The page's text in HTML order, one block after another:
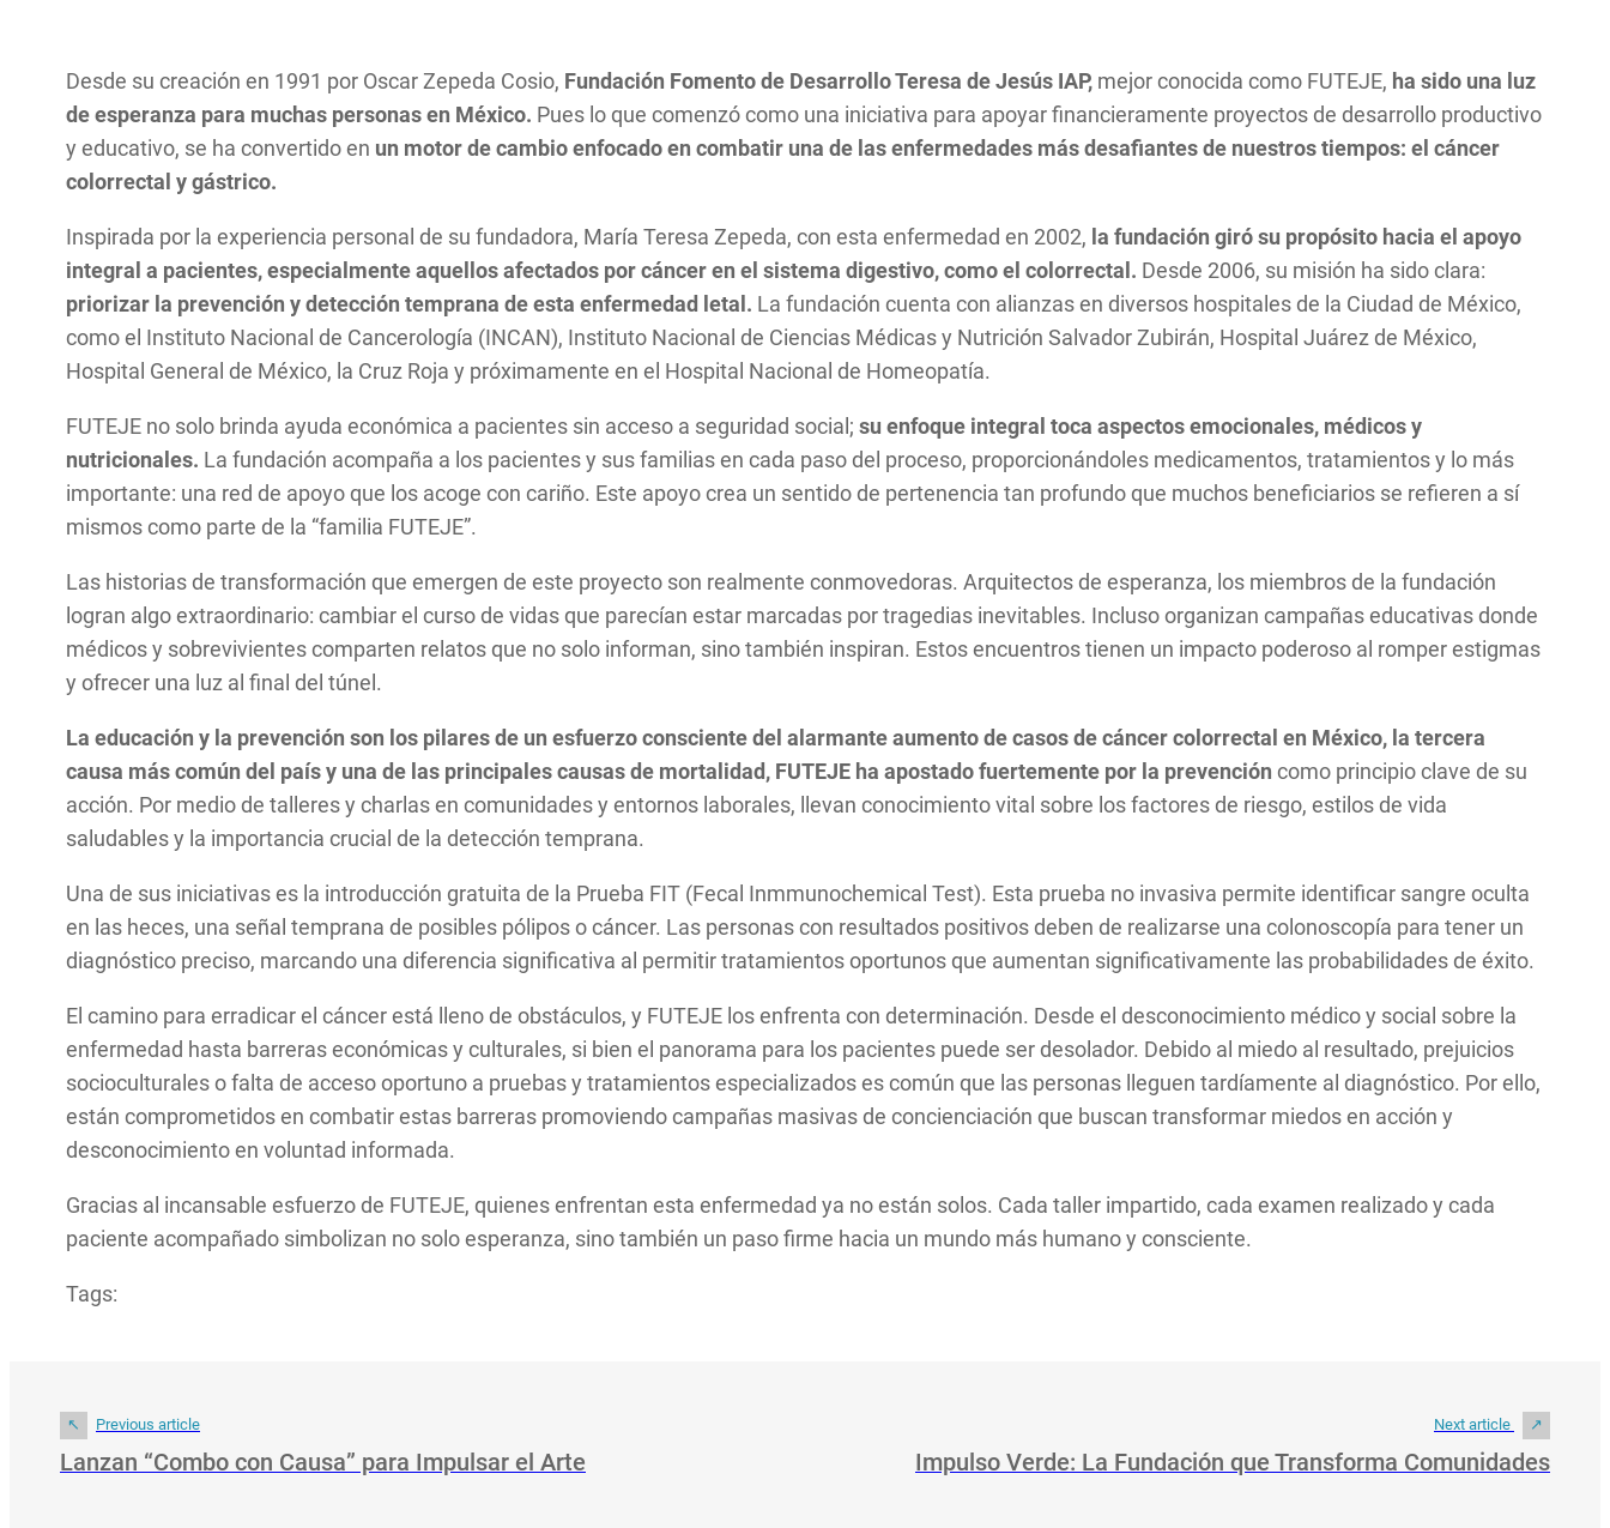
Desde su creación en 1991 por Oscar Zepeda Cosio, Fundación Fomento de Desarrollo Teresa de Jesús IAP, mejor conocida como FUTEJE, ha sido una luz
de esperanza para muchas personas en México. Pues lo que comenzó como una iniciativa para apoyar financieramente proyectos de desarrollo productivo
y educativo, se ha convertido en un motor de cambio enfocado en combatir una de las enfermedades más desafiantes de nuestros tiempos: el cáncer
colorrectal y gástrico.
Inspirada por la experiencia personal de su fundadora, María Teresa Zepeda, con esta enfermedad en 2002, la fundación giró su propósito hacia el apoyo
integral a pacientes, especialmente aquellos afectados por cáncer en el sistema digestivo, como el colorrectal. Desde 2006, su misión ha sido clara:
priorizar la prevención y detección temprana de esta enfermedad letal. La fundación cuenta con alianzas en diversos hospitales de la Ciudad de México,
como el Instituto Nacional de Cancerología (INCAN), Instituto Nacional de Ciencias Médicas y Nutrición Salvador Zubirán, Hospital Juárez de México,
Hospital General de México, la Cruz Roja y próximamente en el Hospital Nacional de Homeopatía.
FUTEJE no solo brinda ayuda económica a pacientes sin acceso a seguridad social;su enfoque integral toca aspectos emocionales, médicos y
nutricionales. La fundación acompaña a los pacientes y sus familias en cada paso del proceso, proporcionándoles medicamentos, tratamientos y lo más
importante: una red de apoyo que los acoge con cariño. Este apoyo crea un sentido de pertenencia tan profundo que muchos beneficiarios se refieren a sí
mismos como parte de la “familia FUTEJE”.
Las historias de transformación que emergen de este proyecto son realmente conmovedoras. Arquitectos de esperanza, los miembros de la fundación
logran algo extraordinario: cambiar el curso de vidas que parecían estar marcadas por tragedias inevitables. Incluso organizan campañas educativas donde
médicos y sobrevivientes comparten relatos que no solo informan, sino también inspiran. Estos encuentros tienen un impacto poderoso al romper estigmas
y ofrecer una luz al final del túnel.
La educación y la prevención son los pilares de un esfuerzo consciente del alarmante aumento de casos de cáncer colorrectal en México, la tercera
causa más común del país y una de las principales causas de mortalidad, FUTEJE ha apostado fuertemente por la prevención como principio clave de su
acción. Por medio de talleres y charlas en comunidades y entornos laborales, llevan conocimiento vital sobre los factores de riesgo, estilos de vida
saludables y la importancia crucial de la detección temprana.
Una de sus iniciativas es la introducción gratuita de la Prueba FIT (Fecal Inmmunochemical Test). Esta prueba no invasiva permite identificar sangre oculta
en las heces, una señal temprana de posibles pólipos o cáncer. Las personas con resultados positivos deben de realizarse una colonoscopía para tener un
diagnóstico preciso, marcando una diferencia significativa al permitir tratamientos oportunos que aumentan significativamente las probabilidades de éxito.
El camino para erradicar el cáncer está lleno de obstáculos, y FUTEJE los enfrenta con determinación. Desde el desconocimiento médico y social sobre la
enfermedad hasta barreras económicas y culturales, si bien el panorama para los pacientes puede ser desolador. Debido al miedo al resultado, prejuicios
socioculturales o falta de acceso oportuno a pruebas y tratamientos especializados es común que las personas lleguen tardíamente al diagnóstico. Por ello,
están comprometidos en combatir estas barreras promoviendo campañas masivas de concienciación que buscan transformar miedos en acción y
desconocimiento en voluntad informada.
Gracias al incansable esfuerzo de FUTEJE, quienes enfrentan esta enfermedad ya no están solos. Cada taller impartido, cada examen realizado y cada
paciente acompañado simbolizan no solo esperanza, sino también un paso firme hacia un mundo más humano y consciente.
Tags:
Previous article
Lanzan “Combo con Causa” para Impulsar el Arte
Next article
Impulso Verde: La Fundación que Transforma Comunidades